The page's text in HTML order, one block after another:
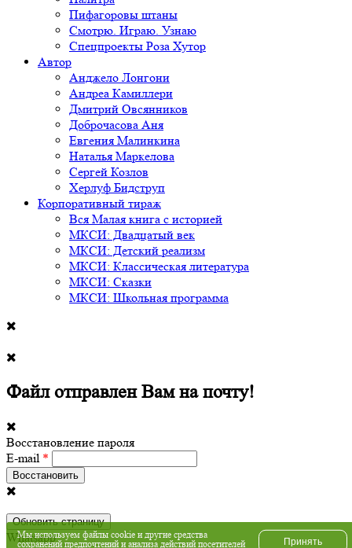
Пифагоровы штаны
Смотрю. Играю. Узнаю
Спецпроекты Роза Хутор
Автор
Анджело Лонгони
Андреа Камиллери
Дмитрий Овсянников
Доброчасова Аня
Евгения Малинкина
Наталья Маркелова
Сергей Козлов
Херлуф Бидструп
Корпоративный тираж
Вся Малая книга с историей
МКСИ: Двадцатый век
МКСИ: Детский реализм
МКСИ: Классическая литература
МКСИ: Сказки
МКСИ: Школьная программа
Файл отправлен Вам на почту!
Восстановление пароля
E-mail *
Обновить страницу
Whatsapp
Мы используем файлы cookie и другие средства
сохранений предпочтений и анализа действий посетителей
Принять